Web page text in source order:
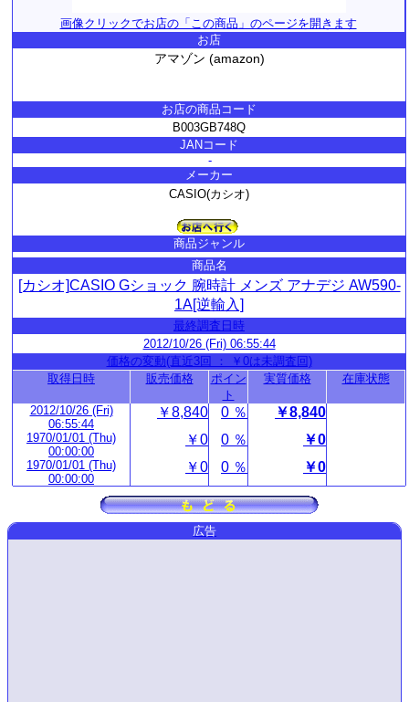
画像クリックでお店の「この商品」のページを開きます
お店
アマゾン (amazon)
お店の商品コード
B003GB748Q
JANコード
-
メーカー
CASIO(カシオ)
商品ジャンル
商品名
[カシオ]CASIO Gショック 腕時計 メンズ アナデジ AW590-
1A[逆輸入]
最終調査日時
2012/10/26 (Fri) 06:55:44
価格の変動(直近3回 ： ￥0は未調査回)
取得日時
販売価格
ポイン
ト
実質価格 在庫状態
2012/10/26 (Fri)
06:55:44
￥8,840 0 ％ ￥8,840
1970/01/01 (Thu)
00:00:00
￥0 0 ％ ￥0
1970/01/01 (Thu)
00:00:00
￥0 0 ％ ￥0
広告